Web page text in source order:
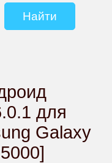
для
Galaxy